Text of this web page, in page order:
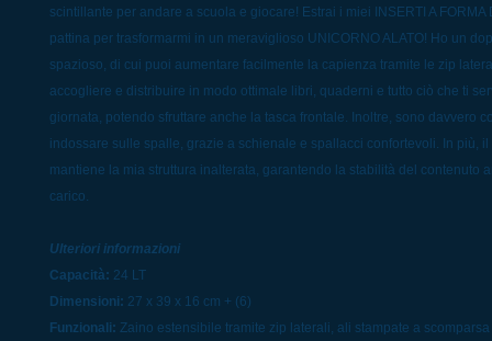
scintillante per andare a scuola e giocare! Estrai i miei INSERTI A FORMA
pattina per trasformarmi in un meraviglioso UNICORNO ALATO! Ho un
spazioso, di cui puoi aumentare facilmente la capienza tramite le zip
accogliere e distribuire in modo ottimale libri, quaderni e tutto ciò che ti
giornata, potendo sfruttare anche la tasca frontale. Inoltre, sono davvero
indossare sulle spalle, grazie a schienale e spallacci confortevoli. In più,
mantiene la mia struttura inalterata, garantendo la stabilità del contenuto
carico.
Ulteriori informazioni
Capacità: 24 LT
Dimensioni: 27 x 39 x 16 cm + (6)
Funzionali: Zaino estensibile tramite zip laterali, ali stampate a